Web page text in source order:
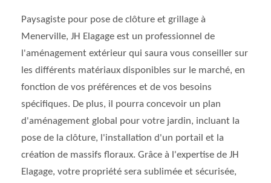
Paysagiste pour pose de clôture et grillage à
Menerville, JH Elagage est un professionnel de
l'aménagement extérieur qui saura vous conseiller sur
les différents matériaux disponibles sur le marché, en
fonction de vos préférences et de vos besoins
spécifiques. De plus, il pourra concevoir un plan
d'aménagement global pour votre jardin, incluant la
pose de la clôture, l'installation d'un portail et la
création de massifs floraux. Grâce à l'expertise de JH
Elagage, votre propriété sera sublimée et sécurisée,